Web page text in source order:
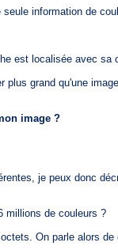
information de
est localisée avec sa
grand qu'une
image ?
je peux donc
de couleurs ?
On parle alors de